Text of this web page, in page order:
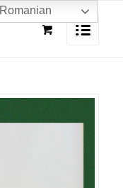
Romanian